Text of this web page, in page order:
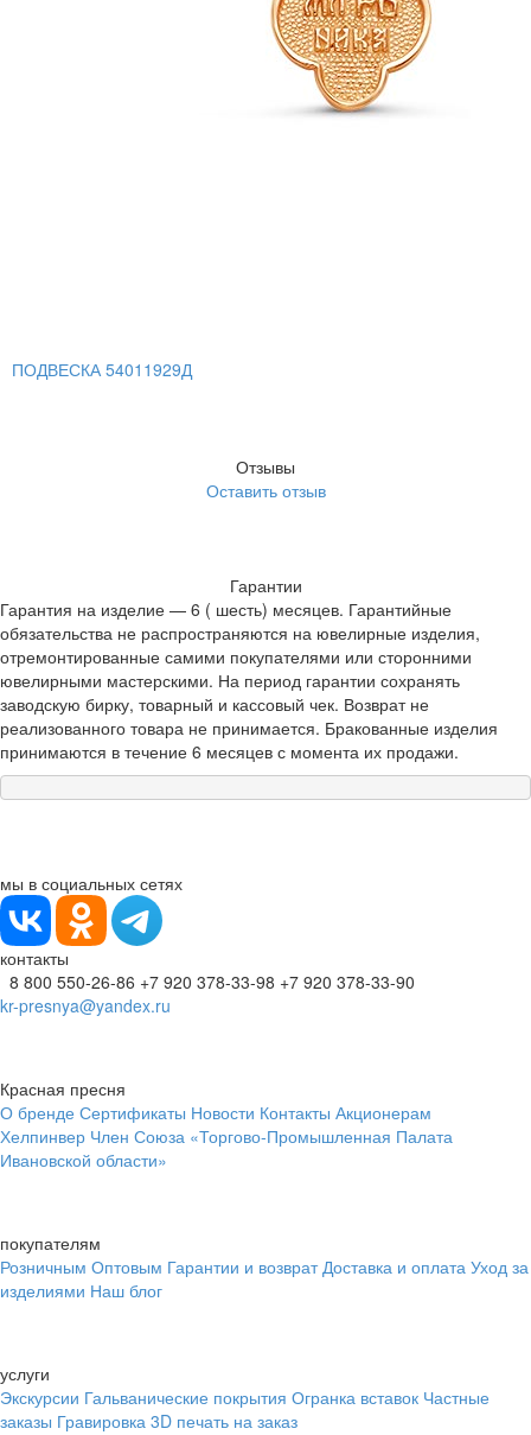
ПОДВЕСКА 54011929Д
Отзывы
Оставить отзыв
Гарантии
Гарантия на изделие — 6 ( шесть) месяцев. Гарантийные
обязательства не распространяются на ювелирные изделия,
отремонтированные самими покупателями или сторонними
ювелирными мастерскими. На период гарантии сохранять
заводскую бирку, товарный и кассовый чек. Возврат не
реализованного товара не принимается. Бракованные изделия
принимаются в течение 6 месяцев с момента их продажи.
мы в социальных сетях
контакты
8 800 550-26-86 +7 920 378-33-98 +7 920 378-33-90
kr-presnya@yandex.ru
Красная пресня
О бренде Сертификаты Новости Контакты Акционерам
Хелпинвер Член Союза «Торгово-Промышленная Палата
Ивановской области»
покупателям
Розничным Оптовым Гарантии и возврат Доставка и оплата Уход за
изделиями Наш блог
услуги
Экскурсии Гальванические покрытия Огранка вставок Частные
заказы Гравировка 3D печать на заказ